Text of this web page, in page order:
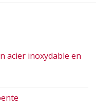
acier inoxydable en